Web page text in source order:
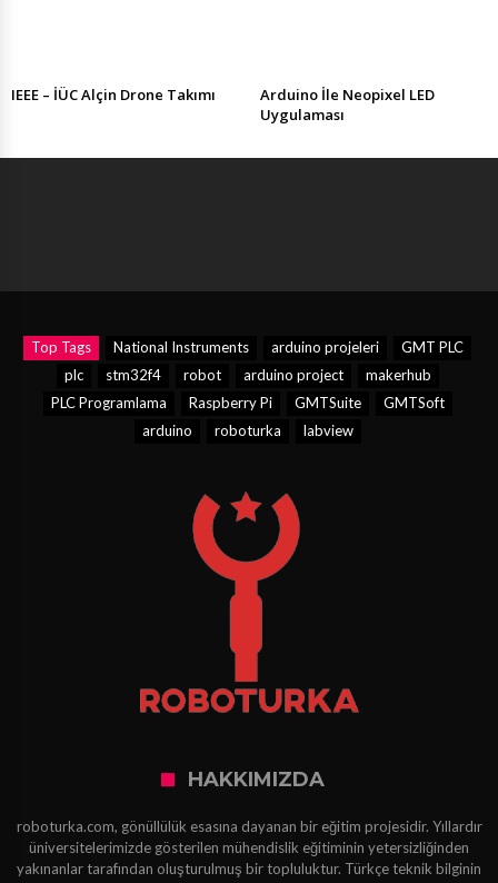
IEEE – İÜC Alçin Drone Takımı
Arduino İle Neopixel LED
Uygulaması
Top Tags National Instruments arduino projeleri
GMT PLC
plc
stm32f4 robot arduino project
makerhub
PLC Programlama
Raspberry Pi GMTSuite
GMTSoft
arduino
roboturka labview
HAKKIMIZDA
roboturka.com, gönüllülük esasına dayanan bir eğitim projesidir. Yıllardır
üniversitelerimizde gösterilen mühendislik eğitiminin yetersizliğinden
yakınanlar tarafından oluşturulmuş bir topluluktur. Türkçe teknik bilginin